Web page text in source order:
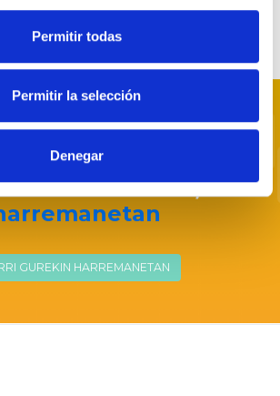
Permitir todas
Permitir la selección
Denegar
duzu baloratzeko
Batu zaitez Osoigora
bazara eta parte
baduzu,Jarri
GUREKIN HARREMANETAN